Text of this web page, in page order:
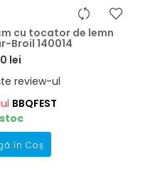
cu tocator de lemn
Broil 140014
lei
review-ul
BBQFEST
în Coș